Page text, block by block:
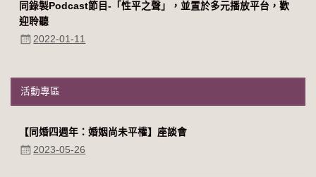
同錄製Podcast節目-「性平之聲」，並置於多元播放平台，歡
迎聆聽
2022-01-11
活動專區
【同婚四週年：婚姻尚未平權】座談會
2023-05-26